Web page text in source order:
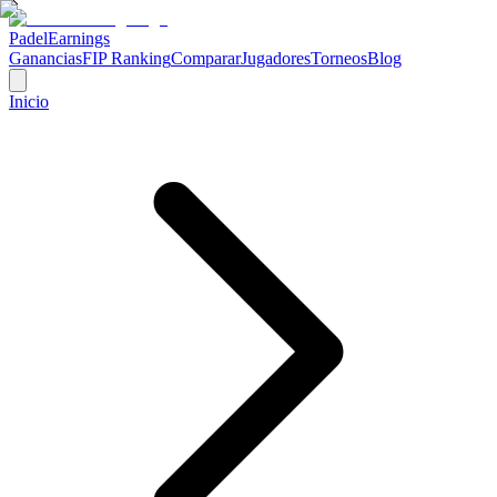
PadelEarnings
GananciasFIP RankingCompararJugadoresTorneosBlog
Inicio